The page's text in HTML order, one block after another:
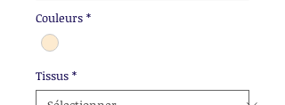
Couleurs *
Tissus *